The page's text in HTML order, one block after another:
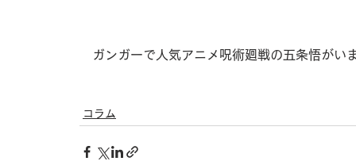
ガンガーで人気アニメ呪術廻戦の五条悟がい
コラム